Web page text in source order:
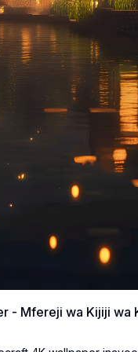
- Mfereji wa Kijiji wa